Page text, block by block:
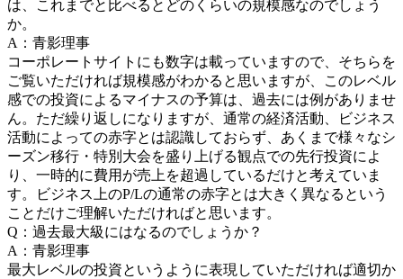
は、これまでと比べるとどのくらいの規模感なのでしょう
か。
A：青影理事
コーポレートサイトにも数字は載っていますので、そちらを
ご覧いただければ規模感がわかると思いますが、このレベル
感での投資によるマイナスの予算は、過去には例がありませ
ん。ただ繰り返しになりますが、通常の経済活動、ビジネス
活動によっての赤字とは認識しておらず、あくまで様々なシ
ーズン移行・特別大会を盛り上げる観点での先行投資によ
り、一時的に費用が売上を超過しているだけと考えていま
す。ビジネス上のP/Lの通常の赤字とは大きく異なるという
ことだけご理解いただければと思います。
Q：過去最大級にはなるのでしょうか？
A：青影理事
最大レベルの投資というように表現していただければ適切か